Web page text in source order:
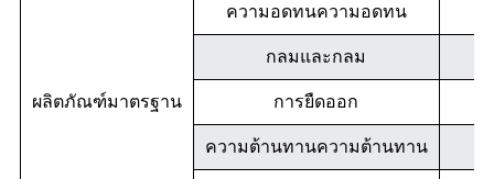
ผลิตภัณฑ์มาตรฐาน
ความอดทนความอดทน
กลมและกลม
การยืดออก
ความต้านทานความต้านทาน